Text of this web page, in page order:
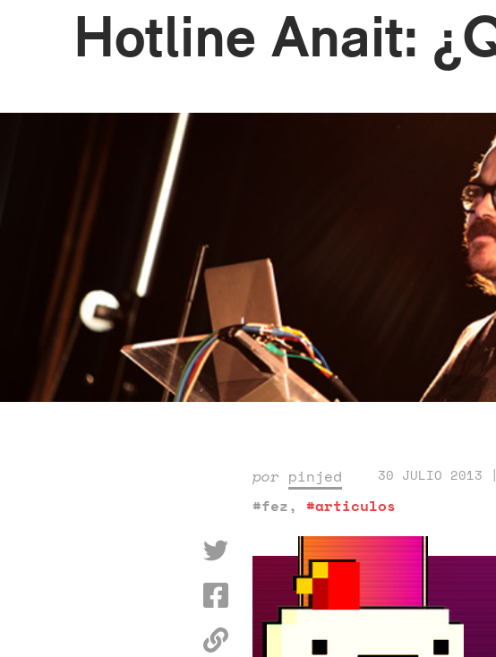
Hotline Anait:
por pinjed 30 JULIO 2013
#fez, #articulos